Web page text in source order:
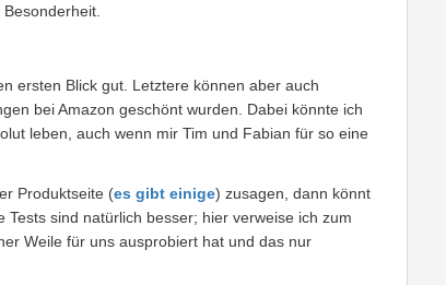
ersten Blick gut. Letztere können aber auch
bei Amazon geschönt wurden. Dabei könnte ich
leben, auch wenn mir Tim und Fabian für so eine
Produktseite (es gibt einige) zusagen, dann könnt
sind natürlich besser; hier verweise ich zum
Weile für uns ausprobiert hat und das nur